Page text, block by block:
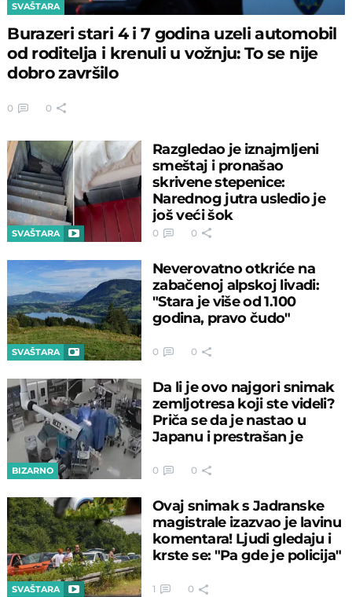
SVAŠTARA
Burazeri stari 4 i 7 godina uzeli automobil
od roditelja i krenuli u vožnju: To se nije
dobro završilo
0 0
SVAŠTARA
Razgledao je iznajmljeni
smeštaj i pronašao
skrivene stepenice:
Narednog jutra usledio je
još veći šok
0 0
SVAŠTARA
Neverovatno otkriće na
zabačenoj alpskoj livadi:
"Stara je više od 1.100
godina, pravo čudo"
0 0
BIZARNO
Da li je ovo najgori snimak
zemljotresa koji ste videli?
Priča se da je nastao u
Japanu i prestrašan je
0 0
SVAŠTARA
Ovaj snimak s Jadranske
magistrale izazvao je lavinu
komentara! Ljudi gledaju i
krste se: "Pa gde je policija"
1 0